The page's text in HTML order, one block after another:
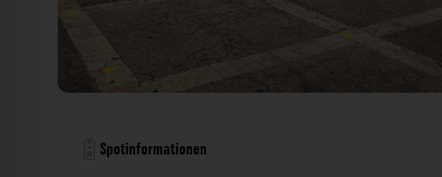
Spotinformationen